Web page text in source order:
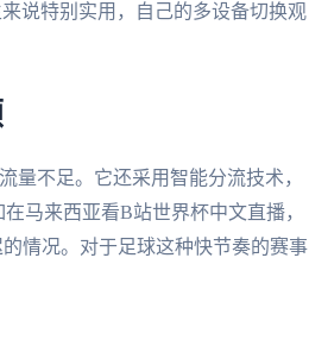
说特别实用，自己的多设备切换观
量不足。它还采用智能分流技术，
马来西亚看B站世界杯中文直播，
情况。对于足球这种快节奏的赛事